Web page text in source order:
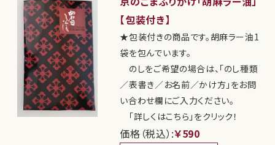
【包装付き】
★包装付きの商品です。胡麻ラー油1
袋を包んでいます。
のしをご希望の場合は、「のし種類
／表書き／お名前／かけ方」をお問
い合わせ欄にご入力ください。
「詳しくはこちら」をクリック！
価格（税込）:￥590